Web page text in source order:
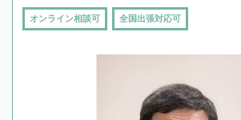
オンライン相談可 全国出張対応可